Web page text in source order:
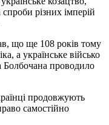
різних імперій
що ще 108 років тому
а українське військо
Болбочана проводило
продовжують
самостійно